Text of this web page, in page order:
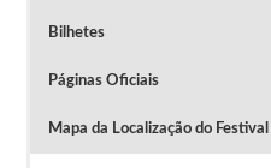
Bilhetes
Páginas Oficiais
Mapa da Localização do Festival